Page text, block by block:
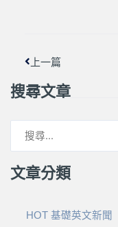
上一篇
搜尋文章
文章分類
HOT 基礎英文新聞